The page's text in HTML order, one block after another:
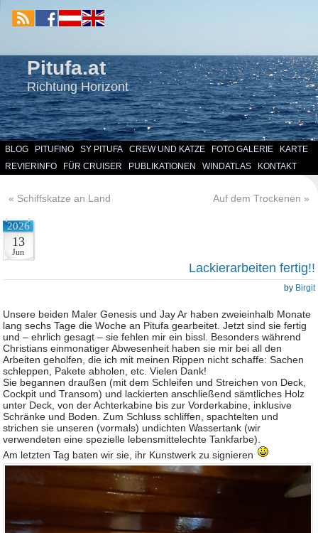
Pitufa.at
Richtung Horizont
BLOG PITUFINO SY PITUFA CREW UND KATZE FOTO GALERIE
KARTE
REVIERINFO
FÜR CRUISER PUBLIKATIONEN WINDATLAS KONTAKT
« Schiffskatze an Land Auf dem Trockenen »
2026
13
Jun
Lackierarbeiten fertig!!
by Birgit
Unsere beiden Maler Genesis und Jay Ar haben zweieinhalb Monate
lang sechs Tage die Woche an Pitufa gearbeitet. Jetzt sind sie fertig
und – ehrlich gesagt – sie fehlen mir ein bissl. Besonders während
Christians einmonatiger Abwesenheit haben sie mir bei all den
Arbeiten geholfen, die ich mit meinen Rippen nicht schaffe: Sachen
schleppen, Pakete abholen, etc. Vielen Dank!
Sie begannen draußen (mit dem Schleifen und Streichen von Deck,
Cockpit und Transom) und lackierten anschließend sämtliches Holz
unter Deck, von der Achterkabine bis zur Vorderkabine, inklusive
Schränke und Boden. Zum Schluss schliffen, spachtelten und
strichen sie unseren (vormals) undichten Wassertank (wir
verwendeten eine spezielle lebensmittelechte Tankfarbe).
Am letzten Tag baten wir sie, ihr Kunstwerk zu signieren